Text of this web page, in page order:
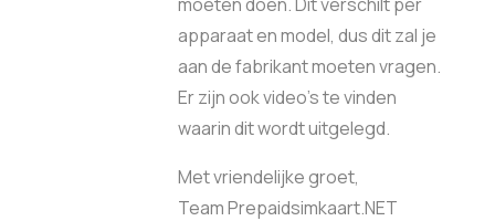
apparaat en model, dus dit zal je
aan de fabrikant moeten vragen.
Er zijn ook video’s te vinden
waarin dit wordt uitgelegd.
Met vriendelijke groet,
Team Prepaidsimkaart.NET